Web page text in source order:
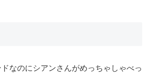
なのにシアンさんがめっちゃしゃべっ